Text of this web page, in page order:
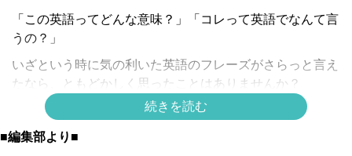
「この英語ってどんな意味？」「コレって英語でなんて言
うの？」
いざという時に気の利いた英語のフレーズがさらっと言え
たなら、ともどかしく思ったことはありませんか？
この連載では、アメリカやニュージーランドでの海外生活
をはじめ海外添乗員として世界各地を訪れ、現在は二人の
娘をバイリンガル子育てしている英会話講師、Mrs. Rara
続きを読む
■編集部より■